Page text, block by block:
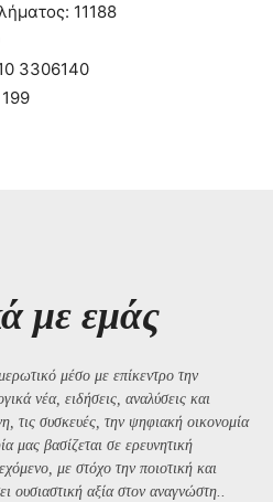
11188
3306140
με εμάς
μέσο με επίκεντρο την
νέα, ειδήσεις, αναλύσεις και
τις συσκευές, την ψηφιακή οικονομία
μας βασίζεται σε ερευνητική
με στόχο την ποιοτική και
ουσιαστική αξία στον αναγνώστη..